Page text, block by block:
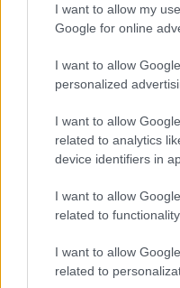
I want to allow my
Google for online
I want to allow
personalized
I want to allow
related to analytics
device identifiers in
I want to allow
related to
I want to allow
related to
Campionato
di Fußball Arena
UEFA. È
(gommone), per via
forma.